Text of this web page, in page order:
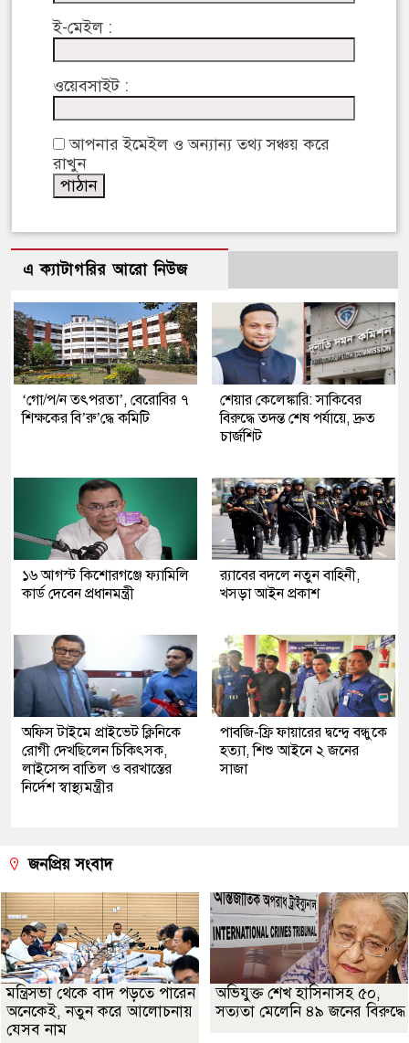
ই-মেইল :
ওয়েবসাইট :
আপনার ইমেইল ও অন্যান্য তথ্য সঞ্চয় করে
রাখুন
এ ক্যাটাগরির আরো নিউজ
‘গো/প/ন তৎপরতা’, বেরোবির ৭
শিক্ষকের বি’রু’দ্ধে কমিটি
শেয়ার কেলেঙ্কারি: সাকিবের
বিরুদ্ধে তদন্ত শেষ পর্যায়ে, দ্রুত
চার্জশিট
১৬ আগস্ট কিশোরগঞ্জে ফ্যামিলি
কার্ড দেবেন প্রধানমন্ত্রী
র‍্যাবের বদলে নতুন বাহিনী,
খসড়া আইন প্রকাশ
অফিস টাইমে প্রাইভেট ক্লিনিকে
রোগী দেখছিলেন চিকিৎসক,
লাইসেন্স বাতিল ও বরখাস্তের
নির্দেশ স্বাস্থ্যমন্ত্রীর
পাবজি-ফ্রি ফায়ারের দ্বন্দ্বে বন্ধুকে
হত্যা, শিশু আইনে ২ জনের
সাজা
জনপ্রিয় সংবাদ
মন্ত্রিসভা থেকে বাদ পড়তে পারেন
অনেকেই, নতুন করে আলোচনায়
যেসব নাম
অভিযুক্ত শেখ হাসিনাসহ ৫০,
সত্যতা মেলেনি ৪৯ জনের বিরুদ্ধে